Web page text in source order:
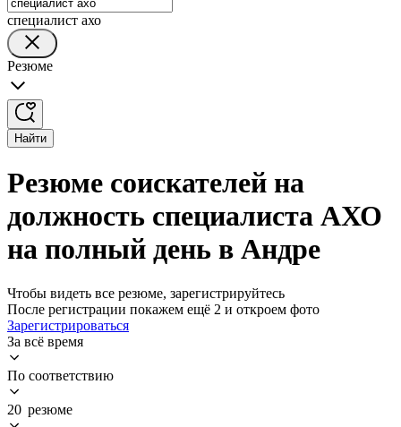
специалист ахо
Резюме
Найти
Резюме соискателей на
должность специалиста АХО
на полный день в Андре
Чтобы видеть все резюме, зарегистрируйтесь
После регистрации покажем ещё 2 и откроем фото
Зарегистрироваться
За всё время
По соответствию
20 резюме